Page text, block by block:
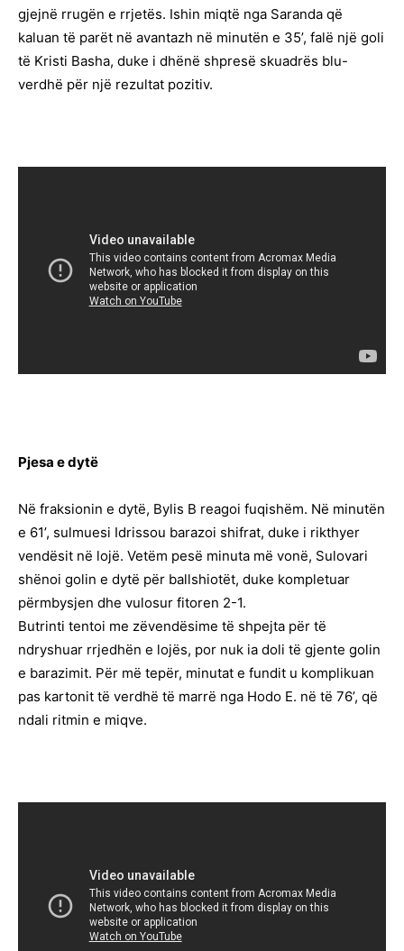
gjejnë rrugën e rrjetës. Ishin miqtë nga Saranda që
kaluan të parët në avantazh në minutën e 35’, falë një goli
të Kristi Basha, duke i dhënë shpresë skuadrës blu-
verdhë për një rezultat pozitiv.
Pjesa e dytë
Në fraksionin e dytë, Bylis B reagoi fuqishëm. Në minutën
e 61’, sulmuesi Idrissou barazoi shifrat, duke i rikthyer
vendësit në lojë. Vetëm pesë minuta më vonë, Sulovari
shënoi golin e dytë për ballshiotët, duke kompletuar
përmbysjen dhe vulosur fitoren 2-1.
Butrinti tentoi me zëvendësime të shpejta për të
ndryshuar rrjedhën e lojës, por nuk ia doli të gjente golin
e barazimit. Për më tepër, minutat e fundit u komplikuan
pas kartonit të verdhë të marrë nga Hodo E. në të 76’, që
ndali ritmin e miqve.